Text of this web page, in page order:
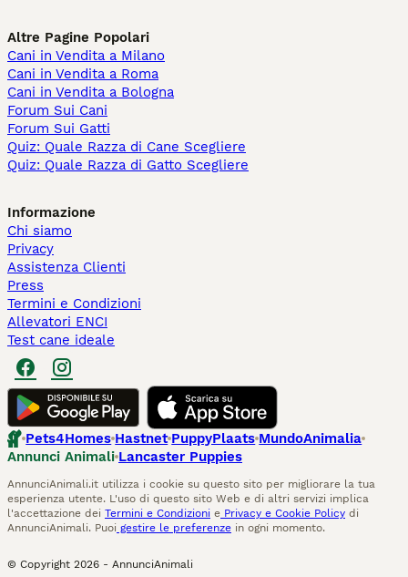
Altre Pagine Popolari
Cani in Vendita a Milano
Cani in Vendita a Roma
Cani in Vendita a Bologna
Forum Sui Cani
Forum Sui Gatti
Quiz: Quale Razza di Cane Scegliere
Quiz: Quale Razza di Gatto Scegliere
Informazione
Chi siamo
Privacy
Assistenza Clienti
Press
Termini e Condizioni
Allevatori ENCI
Test cane ideale
Pets4Homes Hastnet PuppyPlaats MundoAnimalia
Annunci Animali Lancaster Puppies
AnnunciAnimali.it utilizza i cookie su questo sito per migliorare la tua
esperienza utente. L'uso di questo sito Web e di altri servizi implica
l'accettazione dei Termini e Condizioni e Privacy e Cookie Policy di
AnnunciAnimali. Puoi gestire le preferenze in ogni momento.
© Copyright 2026 - AnnunciAnimali